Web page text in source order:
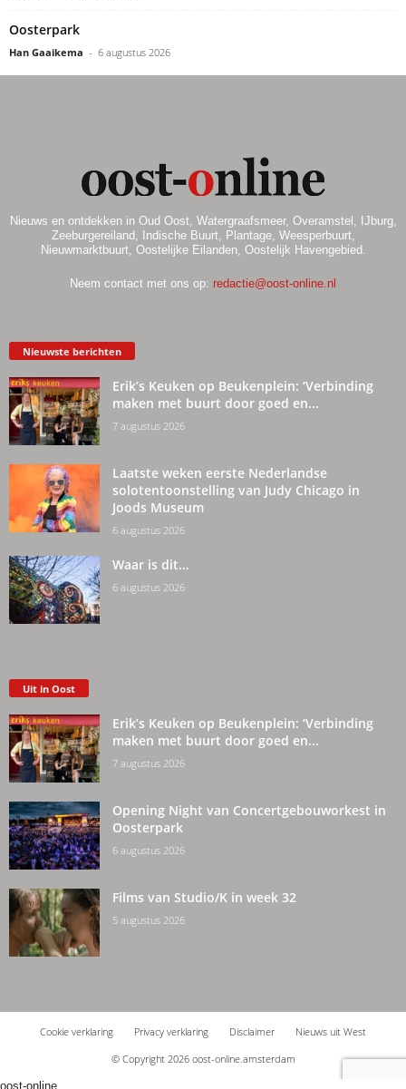
Oosterpark
Han Gaaikema - 6 augustus 2026
Nieuws en ontdekken in Oud Oost, Watergraafsmeer, Overamstel, IJburg,
Zeeburgereiland, Indische Buurt, Plantage, Weesperbuurt,
Nieuwmarktbuurt, Oostelijke Eilanden, Oostelijk Havengebied.
Neem contact met ons op: redactie@oost-online.nl
Nieuwste berichten
Erik’s Keuken op Beukenplein: ‘Verbinding
maken met buurt door goed en...
7 augustus 2026
Laatste weken eerste Nederlandse
solotentoonstelling van Judy Chicago in
Joods Museum
6 augustus 2026
Waar is dit…
6 augustus 2026
Uit in Oost
Erik’s Keuken op Beukenplein: ‘Verbinding
maken met buurt door goed en...
7 augustus 2026
Opening Night van Concertgebouworkest in
Oosterpark
6 augustus 2026
Films van Studio/K in week 32
5 augustus 2026
Cookie verklaring Privacy verklaring Disclaimer
Nieuws uit West
© Copyright 2026 oost-online.amsterdam
oost-online